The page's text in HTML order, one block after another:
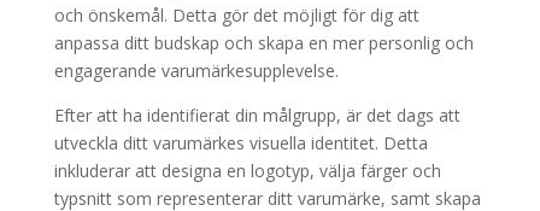
och önskemål. Detta gör det möjligt för dig att
anpassa ditt budskap och skapa en mer personlig och
engagerande varumärkesupplevelse.
Efter att ha identifierat din målgrupp, är det dags att
utveckla ditt varumärkes visuella identitet. Detta
inkluderar att designa en logotyp, välja färger och
typsnitt som representerar ditt varumärke, samt skapa